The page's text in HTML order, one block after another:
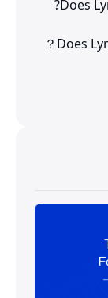
Does
Does